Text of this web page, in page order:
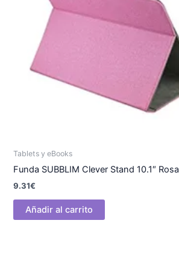
Tablets y eBooks
Funda SUBBLIM Clever Stand 10.1″ Rosa
9.31€
Añadir al carrito